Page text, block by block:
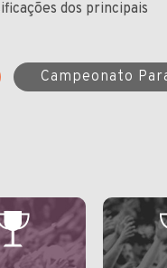
dos principais
Campeonato